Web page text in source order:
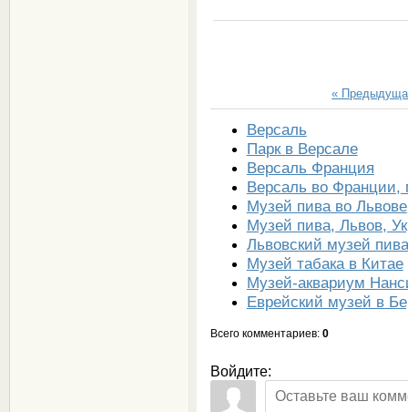
«
Версаль
Парк в Версале
Версаль Франция
Версаль во Франции,
Музей пива во Львове
Музей пива, Львов,
Львовский музей
Музей табака в Китае
Музей-аквариум
Еврейский музей в
Всего комментариев: 0
Войдите: